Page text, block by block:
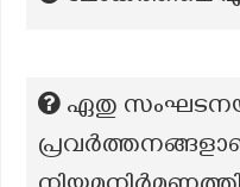
ഏതു